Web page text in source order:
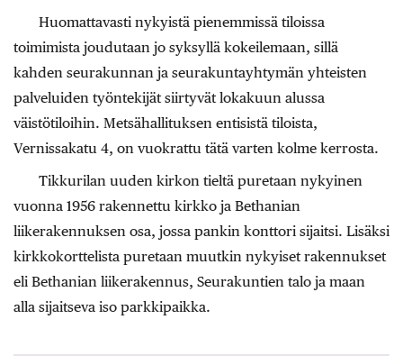
Huomattavasti nykyistä pienemmissä tiloissa
toimimista joudutaan jo syksyllä kokeilemaan, sillä
kahden seurakunnan ja seurakuntayhtymän yhteisten
palveluiden työntekijät siirtyvät lokakuun alussa
väistötiloihin. Metsähallituksen entisistä tiloista,
Vernissakatu 4, on vuokrattu tätä varten kolme kerrosta.
Tikkurilan uuden kirkon tieltä puretaan nykyinen
vuonna 1956 rakennettu kirkko ja Bethanian
liikerakennuksen osa, jossa pankin konttori sijaitsi. Lisäksi
kirkkokorttelista puretaan muutkin nykyiset rakennukset
eli Bethanian liikerakennus, Seurakuntien talo ja maan
alla sijaitseva iso parkkipaikka.